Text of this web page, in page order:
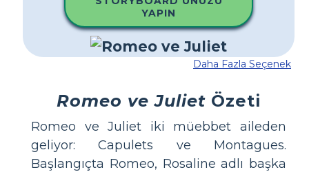
YAPIN
Daha Fazla Seçenek
Romeo ve JulietÖzeti
Romeo ve Juliet iki müebbet aileden
geliyor: Capulets ve Montagues.
Başlangıçta Romeo, Rosaline adlı başka